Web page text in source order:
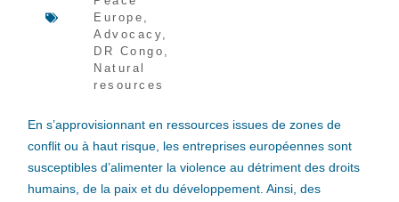
Europe ,
Advocacy,
DR Congo ,
Natural
resources
En s’approvisionnant en ressources issues de zones de
conflit ou à haut risque, les entreprises européennes sont
susceptibles d’alimenter la violence au détriment des droits
humains, de la paix et du développement. Ainsi, des